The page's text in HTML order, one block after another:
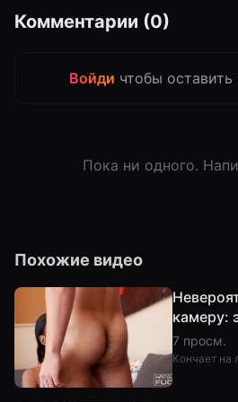
Комментарии (0)
Войди чтобы
Пока ни одного.
Похожие видео
камеру:
взорвал
7 просм.
Кончает на